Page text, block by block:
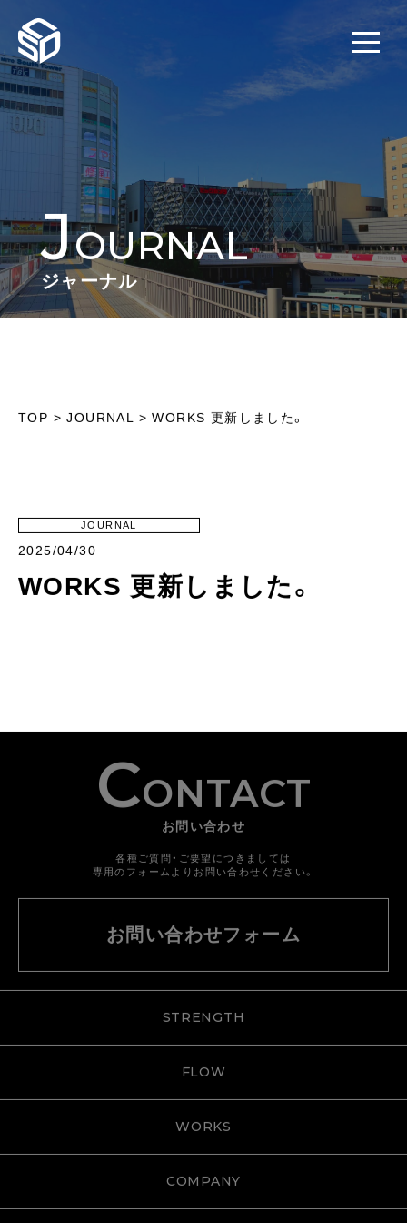
JOURNAL
ジャーナル
TOP >JOURNAL >WORKS 更新しました。
JOURNAL
2025/04/30
WORKS 更新しました。
CONTACT
お問い合わせ
各種ご質問・ご要望につきましては
専用のフォームよりお問い合わせください。
お問い合わせフォーム
STRENGTH
FLOW
WORKS
COMPANY